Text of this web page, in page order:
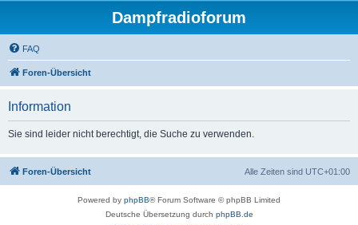
Dampfradioforum
FAQ
Foren-Übersicht
Information
Sie sind leider nicht berechtigt, die Suche zu verwenden.
Foren-Übersicht Alle Zeiten sind UTC+01:00
Powered by phpBB® Forum Software © phpBB Limited
Deutsche Übersetzung durch phpBB.de